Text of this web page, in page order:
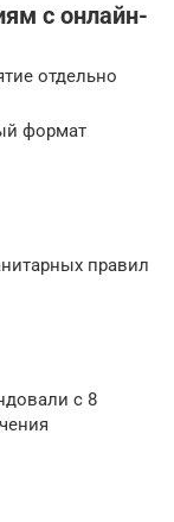
с онлайн-
отдельно
формат
правил
с 8